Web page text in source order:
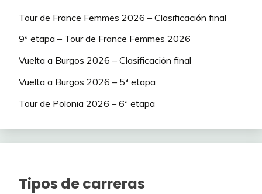
Tour de France Femmes 2026 – Clasificación final
9ª etapa – Tour de France Femmes 2026
Vuelta a Burgos 2026 – Clasificación final
Vuelta a Burgos 2026 – 5ª etapa
Tour de Polonia 2026 – 6ª etapa
Tipos de carreras